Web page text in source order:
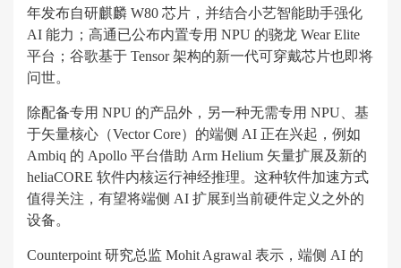
年发布自研麒麟 W80 芯片，并结合小艺智能助手强化
AI 能力；高通已公布内置专用 NPU 的骁龙 Wear Elite
平台；谷歌基于 Tensor 架构的新一代可穿戴芯片也即将
问世。
除配备专用 NPU 的产品外，另一种无需专用 NPU、基
于矢量核心（Vector Core）的端侧 AI 正在兴起，例如
Ambiq 的 Apollo 平台借助 Arm Helium 矢量扩展及新的
heliaCORE 软件内核运行神经推理。这种软件加速方式
值得关注，有望将端侧 AI 扩展到当前硬件定义之外的
设备。
Counterpoint 研究总监 Mohit Agrawal 表示，端侧 AI 的